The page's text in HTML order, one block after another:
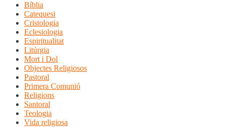
Bíblia
Catequesi
Cristologia
Eclesiologia
Espiritualitat
Litúrgia
Mort i Dol
Objectes Religiosos
Pastoral
Primera Comunió
Religions
Santoral
Teologia
Vida religiosa